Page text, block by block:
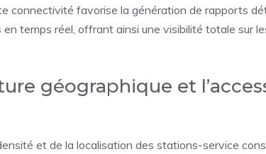
connectivité favorise la génération de rapports
temps réel, offrant ainsi une visibilité totale sur
géographique et
et de la localisation des stations-service